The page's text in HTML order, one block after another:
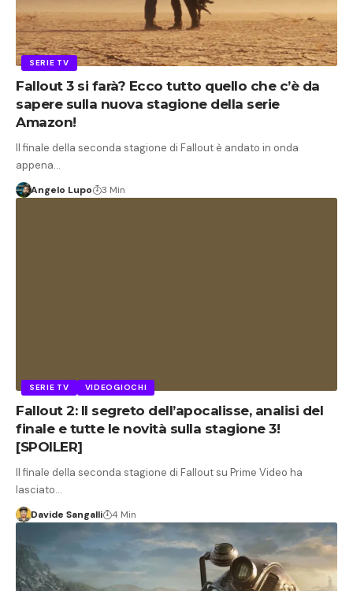
SERIE TV
Fallout 3 si farà? Ecco tutto quello che c’è da
sapere sulla nuova stagione della serie
Amazon!
Il finale della seconda stagione di Fallout è andato in onda
appena…
Angelo Lupo 3 Min
SERIE TV VIDEOGIOCHI
Fallout 2: Il segreto dell’apocalisse, analisi del
finale e tutte le novità sulla stagione 3!
[SPOILER]
Il finale della seconda stagione di Fallout su Prime Video ha
lasciato…
Davide Sangalli 4 Min